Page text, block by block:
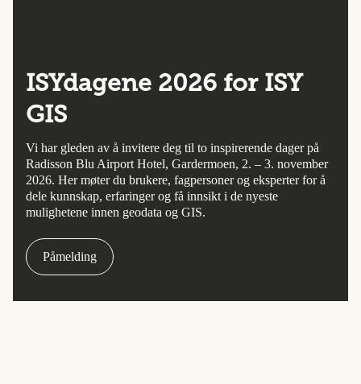
ISYdagene 2026 for ISY
GIS
Vi har gleden av å invitere deg til to inspirerende dager på
Radisson Blu Airport Hotel, Gardermoen, 2. – 3. november
2026. Her møter du brukere, fagpersoner og eksperter for å
dele kunnskap, erfaringer og få innsikt i de nyeste
mulighetene innen geodata og GIS.
Påmelding